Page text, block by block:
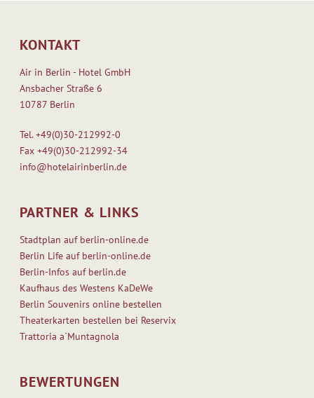
KONTAKT
Air in Berlin - Hotel GmbH
Ansbacher Straße 6
10787 Berlin
Tel.+49(0)30-212992-0
Fax+49(0)30-212992-34
info@hotelairinberlin.de
PARTNER & LINKS
Stadtplan auf berlin-online.de
Berlin Life auf berlin-online.de
Berlin-Infos auf berlin.de
Kaufhaus des Westens KaDeWe
Berlin Souvenirs online bestellen
Theaterkarten bestellen bei Reservix
Trattoria a`Muntagnola
BEWERTUNGEN